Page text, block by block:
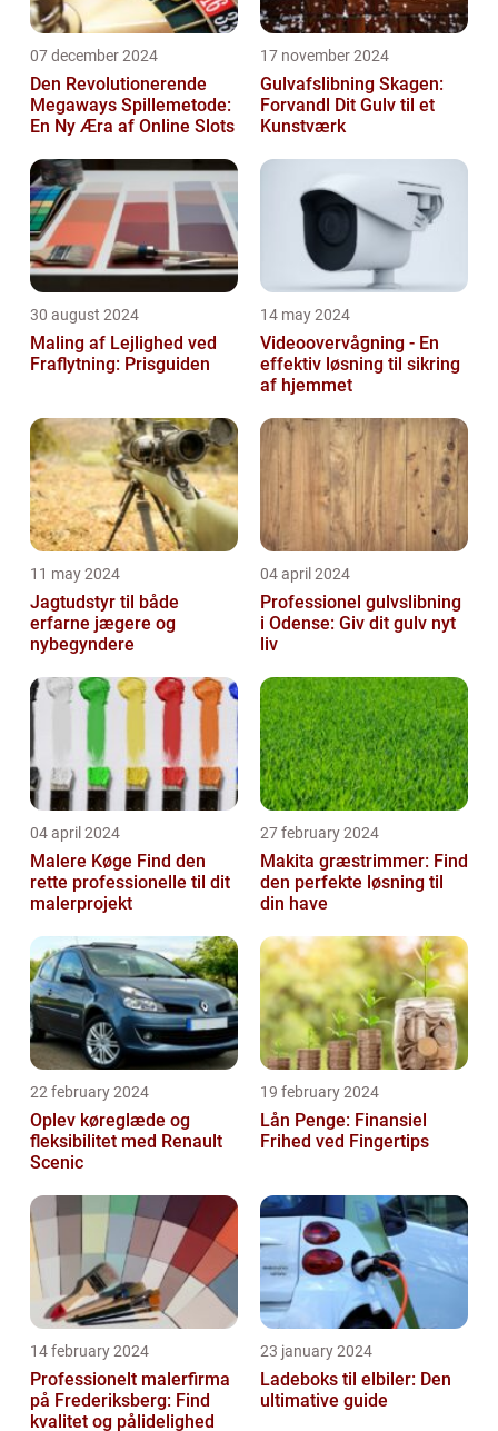
07 december 2024
Den Revolutionerende
Megaways Spillemetode:
En Ny Æra af Online Slots
17 november 2024
Gulvafslibning Skagen:
Forvandl Dit Gulv til et
Kunstværk
30 august 2024
Maling af Lejlighed ved
Fraflytning: Prisguiden
14 may 2024
Videoovervågning - En
effektiv løsning til sikring
af hjemmet
11 may 2024
Jagtudstyr til både
erfarne jægere og
nybegyndere
04 april 2024
Professionel gulvslibning
i Odense: Giv dit gulv nyt
liv
04 april 2024
Malere Køge Find den
rette professionelle til dit
malerprojekt
27 february 2024
Makita græstrimmer: Find
den perfekte løsning til
din have
22 february 2024
Oplev køreglæde og
fleksibilitet med Renault
Scenic
19 february 2024
Lån Penge: Finansiel
Frihed ved Fingertips
14 february 2024
Professionelt malerfirma
på Frederiksberg: Find
kvalitet og pålidelighed
23 january 2024
Ladeboks til elbiler: Den
ultimative guide